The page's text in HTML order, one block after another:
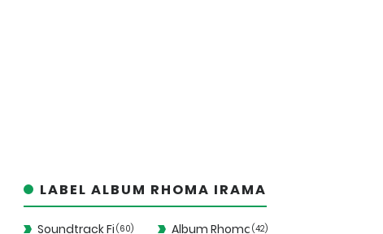
LABEL ALBUM RHOMA IRAMA
Soundtrack Film
60 Album Rhoma Irama
42